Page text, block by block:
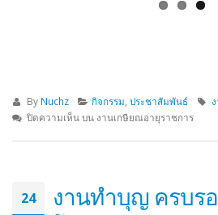
By Nuchz กิจกรรม ,ประชาสัมพันธ์
ปิดความเห็นบน งานเกษียณอายุราชการ
24
งานทำบุญ ครบร